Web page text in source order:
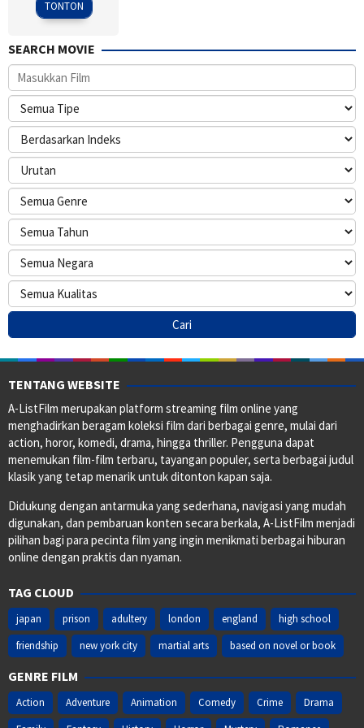
TONTON
SEARCH MOVIE
TENTANG WEBSITE
A-ListFilm merupakan platform streaming film online yang
menghadirkan beragam koleksi film dari berbagai genre, mulai dari
action, horor, komedi, drama, hingga thriller. Pengguna dapat
menemukan film-film terbaru, tayangan populer, serta berbagai judul
klasik yang tetap menarik untuk ditonton kapan saja.
Didukung dengan antarmuka yang sederhana, navigasi yang mudah
digunakan, dan pembaruan konten secara berkala, A-ListFilm menjadi
pilihan bagi para pecinta film yang ingin menikmati berbagai hiburan
online dengan praktis dan nyaman.
TAG CLOUD
japan prison adultery london england
high school
friendship
new york city martial arts based on novel or book
GENRE FILM
Action Adventure Animation Comedy Crime
Drama